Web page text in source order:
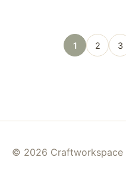
1 2 3
© 2026 Craftworkspace